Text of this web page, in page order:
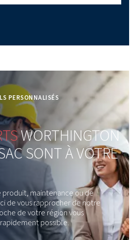
performances du compresseur.